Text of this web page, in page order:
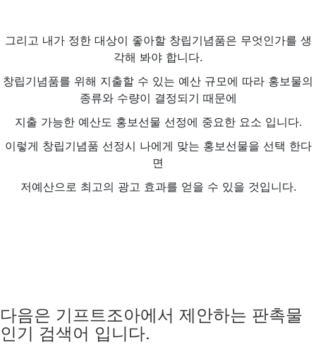
그리고 내가 정한 대상이 좋아할 창립기념품은 무엇인가를 생
각해 봐야 합니다.
창립기념품를 위해 지출할 수 있는 예산 규모에 따라 홍보물의
종류와 수량이 결정되기 때문에
지출 가능한 예산도 홍보선물 선정에 중요한 요소 입니다.
이렇게 창립기념품 선정시 나에게 맞는 홍보선물을 선택 한다
면
저예산으로 최고의 광고 효과를 얻을 수 있을 것입니다.
다음은 기프트조아에서 제안하는 판촉물
인기 검색어 입니다.